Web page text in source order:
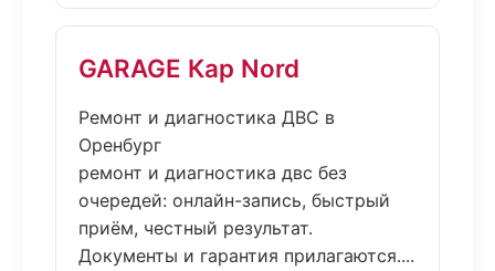
GARAGE Кар Nord
Ремонт и диагностика ДВС в
Оренбург
ремонт и диагностика двс без
очередей: онлайн-запись, быстрый
приём, честный результат.
Документы и гарантия прилагаются....